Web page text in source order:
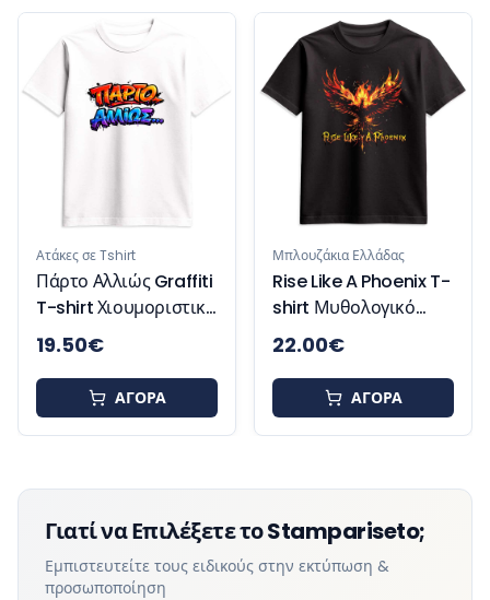
σε Tshirt
Αλλιώς Graffiti
shirt Χιουμοριστικό
€
ΑΓΟΡΑ
Μπλουζάκια Ελλάδας
Rise Like A Phoenix T-
shirt Μυθολογικό
Μπλουζάκι
Έμπνευσης και
Δύναμης
22.00€
ΑΓΟΡΑ
Γιατί να Επιλέξετε το Stampariseto;
Εμπιστευτείτε τους ειδικούς στην εκτύπωση &
προσωποποίηση